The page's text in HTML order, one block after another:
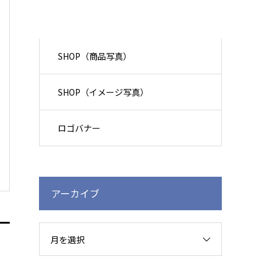
SHOP（商品写真）
SHOP（イメージ写真）
ロゴバナー
アーカイブ
月を選択